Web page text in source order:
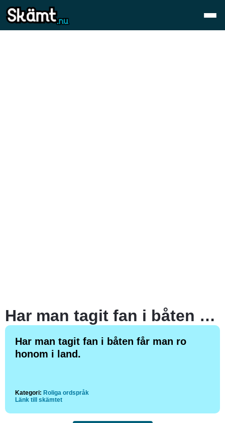
Har man tagit fan i båten får man ro honom i land.
Har man tagit fan i båten får man ro
honom i land.
Kategori: Roliga ordspråk
Länk till skämtet